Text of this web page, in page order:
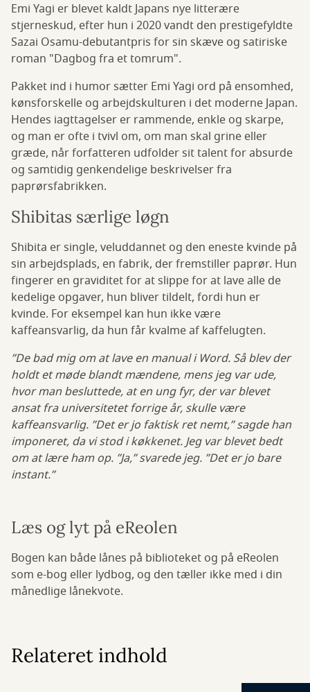
Emi Yagi er blevet kaldt Japans nye litterære
stjerneskud, efter hun i 2020 vandt den prestigefyldte
Sazai Osamu-debutantpris for sin skæve og satiriske
roman "Dagbog fra et tomrum".
Pakket ind i humor sætter Emi Yagi ord på ensomhed,
kønsforskelle og arbejdskulturen i det moderne Japan.
Hendes iagttagelser er rammende, enkle og skarpe,
og man er ofte i tvivl om, om man skal grine eller
græde, når forfatteren udfolder sit talent for absurde
og samtidig genkendelige beskrivelser fra
paprørsfabrikken.
Shibitas særlige løgn
Shibita er single, veluddannet og den eneste kvinde på
sin arbejdsplads, en fabrik, der fremstiller paprør. Hun
fingerer en graviditet for at slippe for at lave alle de
kedelige opgaver, hun bliver tildelt, fordi hun er
kvinde. For eksempel kan hun ikke være
kaffeansvarlig, da hun får kvalme af kaffelugten.
”De bad mig om at lave en manual i Word. Så blev der
holdt et møde blandt mændene, mens jeg var ude,
hvor man besluttede, at en ung fyr, der var blevet
ansat fra universitetet forrige år, skulle være
kaffeansvarlig. ”Det er jo faktisk ret nemt,” sagde han
imponeret, da vi stod i køkkenet. Jeg var blevet bedt
om at lære ham op. ”Ja,” svarede jeg. ”Det er jo bare
instant.”
Læs og lyt på eReolen
Bogen kan både lånes på biblioteket og på eReolen
som e-bog eller lydbog, og den tæller ikke med i din
månedlige lånekvote.
Relateret indhold